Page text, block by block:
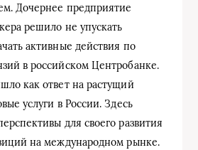
Дочернее предприятие
решило не упускать
активные действия по
в российском Центробанке.
как ответ на растущий
услуги в России. Здесь
для своего развития
на международном рынке.